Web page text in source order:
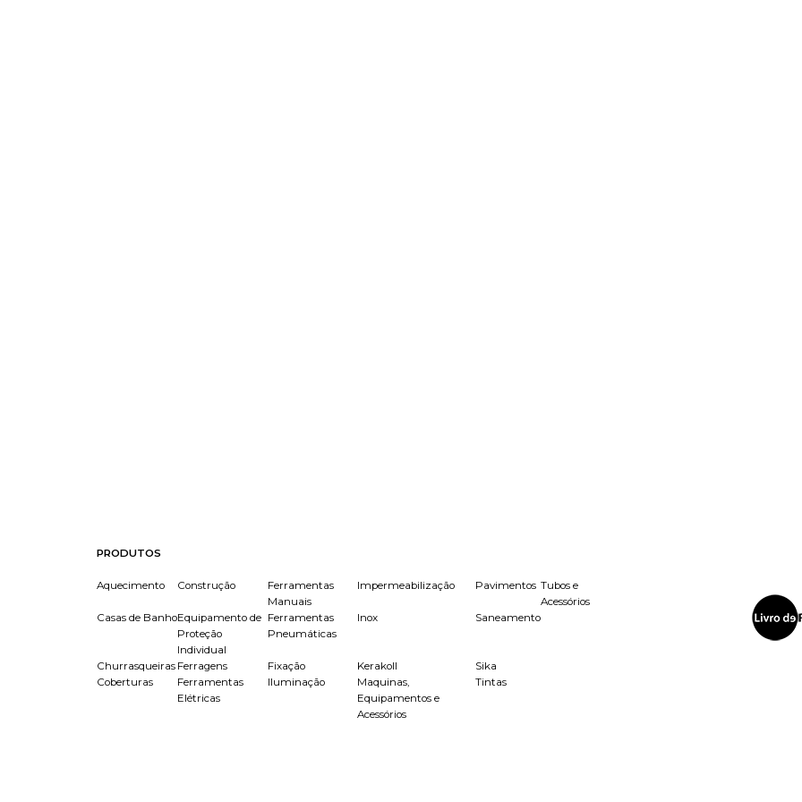
PRODUTOS
Aquecimento
Casas de Banho
Churrasqueiras
Coberturas
Construção
Equipamento de
Proteção
Individual
Ferragens
Ferramentas
Elétricas
Ferramentas
Manuais
Ferramentas
Pneumáticas
Fixação
Iluminação
Impermeabilização
Inox
Kerakoll
Maquinas,
Equipamentos e
Acessórios
Pavimentos
Saneamento
Sika
Tintas
Tubos e
Acessórios